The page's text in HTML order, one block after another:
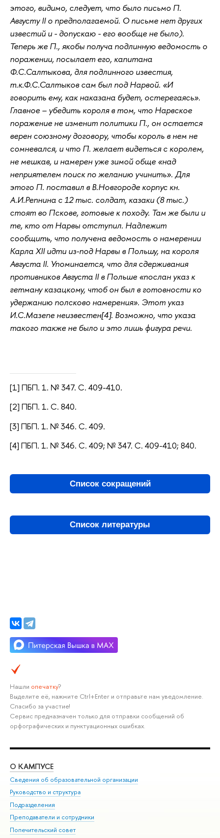
этого, видимо, следует, что было письмо П.
Августу II о предполагаемой. О письме нет других
известий и - допускаю - его вообще не было).
Теперь же П., якобы получа подлинную ведомость о
поражении, посылает его, капитана
Ф.С.Салтыкова, для подлинного известия,
т.к.Ф.С.Салтыков сам был под Нарвой. «И
говорить ему, как наказана будет, остерегаясь».
Главное – убедить короля в том, что Нарвское
поражение не изменит политики П., он остается
верен союзному договору, чтобы король в нем не
сомневался, и что П. желает видеться с королем,
не мешкав, и намерен уже зимой обще «над
неприятелем поиск по желанию учинить». Для
этого П. поставил в В.Новгороде корпус кн.
А.И.Репнина с 12 тыс. солдат, казаки (8 тыс.)
стоят во Пскове, готовые к походу. Там же были и
те, кто от Нарвы отступил. Надлежит
сообщить, что получена ведомость о намерении
Карла XII идти из-под Нарвы в Польшу, на короля
Августа II. Упоминается, что для сдерживания
противников Августа II в Польше «послан указ к
гетману казацкому, чтоб он был в готовности ко
удержанию полсково намерения». Этот указ
И.С.Мазепе неизвестен[4]. Возможно, что указа
такого также не было и это лишь фигура речи.
[1] ПБП. 1. № 347. С. 409-410.
[2] ПБП. 1. С. 840.
[3] ПБП. 1. № 346. С. 409.
[4] ПБП. 1. № 346. С. 409; № 347. С. 409-410; 840.
Список сокращений
Список литературы
Нашли опечатку?
Выделите её, нажмите Ctrl+Enter и отправьте нам уведомление.
Спасибо за участие!
Сервис предназначен только для отправки сообщений об
орфографических и пунктуационных ошибках.
О КАМПУСЕ
Сведения об образовательной организации
Руководство и структура
Подразделения
Преподаватели и сотрудники
Попечительский совет